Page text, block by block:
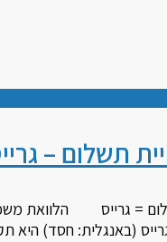
תשלום –
= גרייס הלוואת
(באנגלית: חסד) היא